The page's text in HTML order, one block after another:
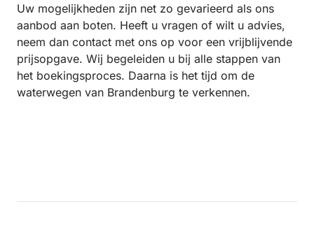
Uw mogelijkheden zijn net zo gevarieerd als ons
aanbod aan boten. Heeft u vragen of wilt u advies,
neem dan contact met ons op voor een vrijblijvende
prijsopgave. Wij begeleiden u bij alle stappen van
het boekingsproces. Daarna is het tijd om de
waterwegen van Brandenburg te verkennen.